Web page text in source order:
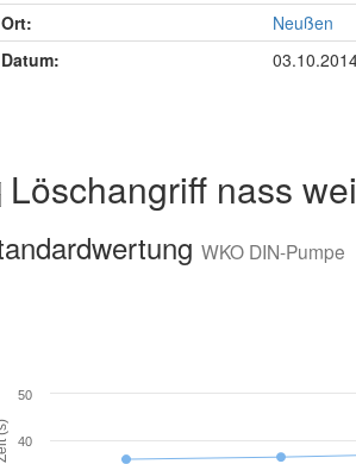
Ort:
Neußen
Datum:
Löschangriff nass
WKO DIN-Pumpe
40
50